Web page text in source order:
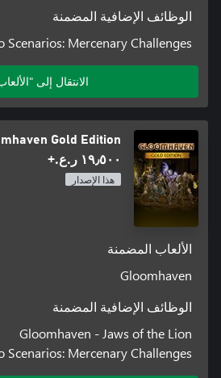
الوظائف الإضافية المضمنة
Scenarios: Mercenary Challenges
الانتقال إلى
Gold Edition
١٩٫٥٠٠ ر.ع.‏+
هذا الإصدار
الألعاب المضمنة
Gloomhaven
الوظائف الإضافية المضمنة
Gloomhaven - Jaws of the Lion
Scenarios: Mercenary Challenges